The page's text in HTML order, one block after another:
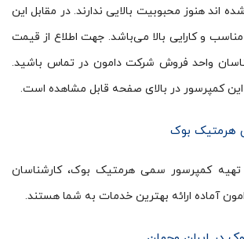
شده اند هنوز محبوبیت بالایی ندارند. در مقابل این
و کارایی بالا می‌باشد. جهت اطلاع از قیمت
واحد فروش شرکت دامون در تماس باشید.
کمپرسور در بالای صفحه قابل مشاهده است.
هرمتیک بوک
کمپرسور سمی هرمتیک بوک، کارشناسان
آماده ارائه بهترین خدمات به شما هستند.